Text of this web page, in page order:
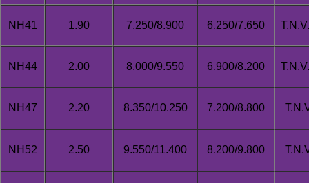
NH41 1.90 7.250/8.900 6.250/7.650
NH44 2.00 8.000/9.550 6.900/8.200
NH47 2.20 8.350/10.250 7.200/8.800
NH52 2.50 9.550/11.400 8.200/9.800